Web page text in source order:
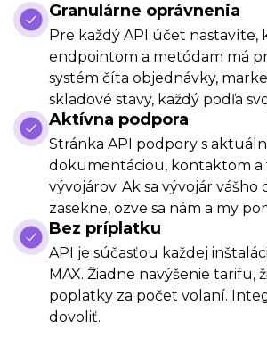
Granulárne oprávnenia
Pre každý API účet nastavíte,
endpointom a metódam má
systém číta objednávky,
skladové stavy, každý podľa
Aktívna podpora
Stránka API podpory s
dokumentáciou, kontaktom a
vývojárov. Ak sa vývojár vášho
zasekne, ozve sa nám a my
Bez príplatku
API je súčasťou každej
MAX. Žiadne navýšenie tarifu,
poplatky za počet volaní.
dovoliť.